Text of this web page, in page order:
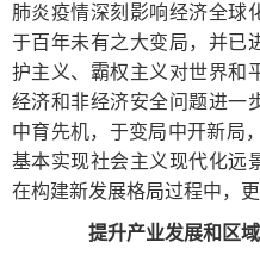
肺炎疫情深刻影响经济全球
于百年未有之大变局，并已
护主义、霸权主义对世界和
经济和非经济安全问题进一
中育先机，于变局中开新局
基本实现社会主义现代化远
在构建新发展格局过程中，
提升产业发展和区